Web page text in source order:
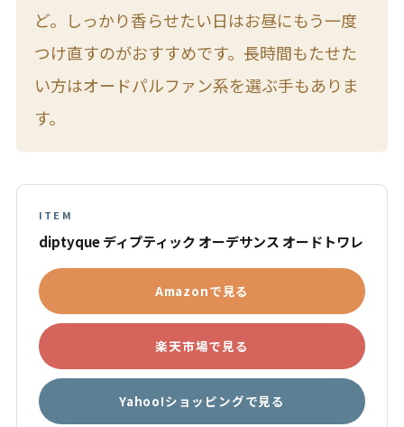
ど。しっかり香らせたい日はお昼にもう一度
つけ直すのがおすすめです。長時間もたせた
い方はオードパルファン系を選ぶ手もありま
す。
ITEM
diptyque ディプティック オーデサンス オードトワレ
Amazonで見る
楽天市場で見る
Yahoo!ショッピングで見る